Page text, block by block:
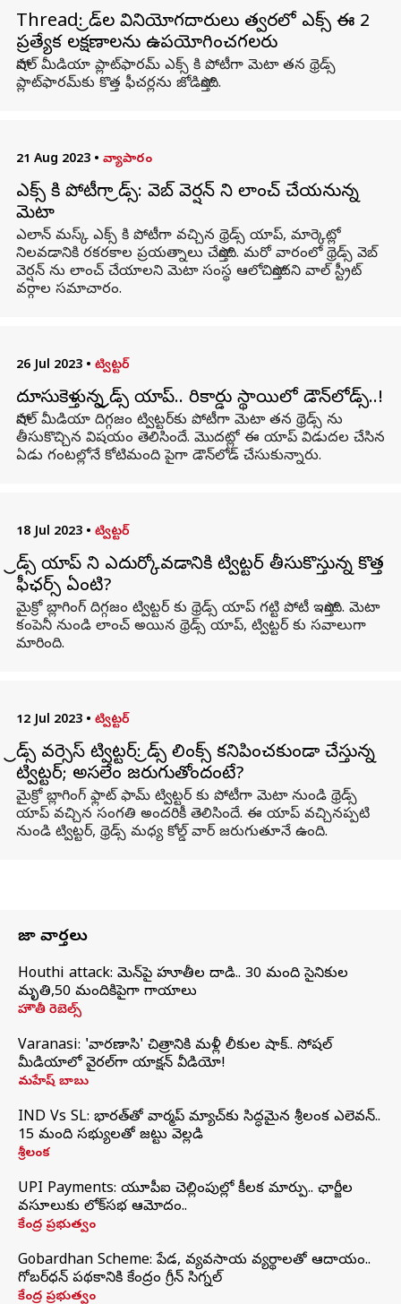
Thread: థ్రెడ్‌ల వినియోగదారులు త్వరలో ఎక్స్ ఈ 2
ప్రత్యేక లక్షణాలను ఉపయోగించగలరు
సోషల్ మీడియా ప్లాట్‌ఫారమ్ ఎక్స్ కి పోటీగా మెటా తన థ్రెడ్స్
ప్లాట్‌ఫారమ్‌కు కొత్త ఫీచర్లను జోడిస్తోంది.
21 Aug 2023 • వ్యాపారం
ఎక్స్ కి పోటీగా థ్రెడ్స్: వెబ్ వెర్షన్ ని లాంచ్ చేయనున్న
మెటా
ఎలాన్ మస్క్ ఎక్స్ కి పోటీగా వచ్చిన థ్రెడ్స్ యాప్, మార్కెట్లో
నిలవడానికి రకరకాల ప్రయత్నాలు చేస్తోంది. మరో వారంలో థ్రెడ్స్ వెబ్
వెర్షన్ ను లాంచ్ చేయాలని మెటా సంస్థ ఆలోచిస్తోందని వాల్ స్ట్రీట్
వర్గాల సమాచారం.
26 Jul 2023 • ట్విట్టర్
దూసుకెళ్తున్న థ్రెడ్స్ యాప్.. రికార్డు స్థాయిలో డౌన్‌లోడ్స్..!
సోషల్ మీడియా దిగ్గజం ట్విట్టర్‌కు పోటీగా మెటా తన థ్రెడ్స్ ను
తీసుకొచ్చిన విషయం తెలిసిందే. మొదట్లో ఈ యాప్ విడుదల చేసిన
ఏడు గంటల్లోనే కోటిమంది పైగా డౌన్‌లోడ్ చేసుకున్నారు.
18 Jul 2023 • ట్విట్టర్
థ్రెడ్స్ యాప్ ని ఎదుర్కోవడానికి ట్విట్టర్ తీసుకొస్తున్న కొత్త
ఫీఛర్స్ ఏంటి?
మైక్రో బ్లాగింగ్ దిగ్గజం ట్విట్టర్ కు థ్రెడ్స్ యాప్ గట్టి పోటీ ఇస్తోంది. మెటా
కంపెనీ నుండి లాంచ్ అయిన థ్రెడ్స్ యాప్, ట్విట్టర్ కు సవాలుగా
మారింది.
12 Jul 2023 • ట్విట్టర్
థ్రెడ్స్ వర్సెస్ ట్విట్టర్: థ్రెడ్స్ లింక్స్ కనిపించకుండా చేస్తున్న
ట్విట్టర్; అసలేం జరుగుతోందంటే?
మైక్రో బ్లాగింగ్ ఫ్లాట్ ఫామ్ ట్విట్టర్ కు పోటీగా మెటా నుండి థ్రెడ్స్
యాప్ వచ్చిన సంగతి అందరికీ తెలిసిందే. ఈ యాప్ వచ్చినప్పటి
నుండి ట్విట్టర్, థ్రెడ్స్ మధ్య కోల్డ్ వార్ జరుగుతూనే ఉంది.
తాజా వార్తలు
Houthi attack: యెమెన్‌పై హూతీల దాడి.. 30 మంది సైనికుల
మృతి,50 మందికిపైగా గాయాలు
హౌతీ రెబెల్స్
Varanasi: 'వారణాసి' చిత్రానికి మళ్లీ లీకుల షాక్.. సోషల్
మీడియాలో వైరల్‌గా యాక్షన్ వీడియో!
మహేష్ బాబు
IND Vs SL: భారత్‌తో వార్మప్‌ మ్యాచ్‌కు సిద్ధమైన శ్రీలంక ఎలెవన్..
15 మంది సభ్యులతో జట్టు వెల్లడి
శ్రీలంక
UPI Payments: యూపీఐ చెల్లింపుల్లో కీలక మార్పు.. ఛార్జీల
వసూలుకు లోక్‌సభ ఆమోదం..
కేంద్ర ప్రభుత్వం
Gobardhan Scheme: పేడ, వ్యవసాయ వ్యర్థాలతో ఆదాయం..
గోబర్‌ధన్ పథకానికి కేంద్రం గ్రీన్ సిగ్నల్
కేంద్ర ప్రభుత్వం